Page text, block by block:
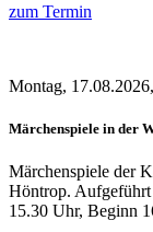
zum Termin
Montag,
Märchenspiele in der
Märchenspiele der
Höntrop.
15.30 Uhr, Beginn